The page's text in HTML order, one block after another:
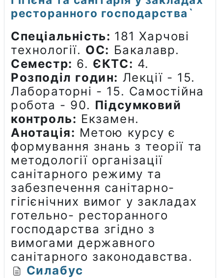
ресторанного господарства`
Спеціальність: 181 Харчові
технології. ОС: Бакалавр.
Семестр: 6. ЄКТС: 4.
Розподіл годин: Лекції - 15.
Лабораторні - 15. Самостійна
робота - 90. Підсумковий
контроль: Екзамен.
Анотація: Метою курсу є
формування знань з теорії та
методології організації
санітарного режиму та
забезпечення санітарно-
гігієнічних вимог у закладах
готельно- ресторанного
господарства згідно з
вимогами державного
санітарного законодавства.
Силабус